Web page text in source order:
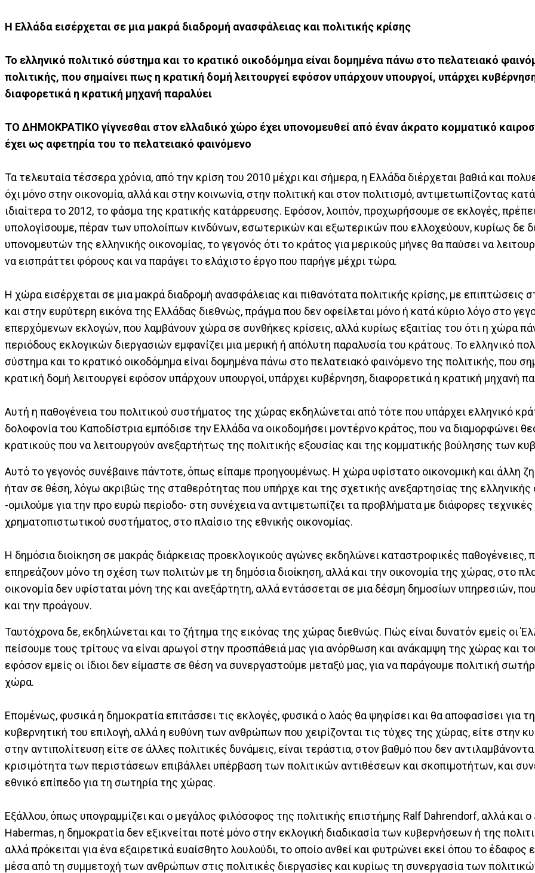
Η Ελλάδα εισέρχεται σε μια μακρά διαδρομή ανασφάλειας και πολιτικής κρίσης
Το ελληνικό πολιτικό σύστημα και το κρατικό οικοδόμημα είναι δομημένα πάνω στο πελατειακό
πολιτικής, που σημαίνει πως η κρατική δομή λειτουργεί εφόσον υπάρχουν υπουργοί, υπάρχει
διαφορετικά η κρατική μηχανή παραλύει
ΤΟ ΔΗΜΟΚΡΑΤΙΚΟ γίγνεσθαι στον ελλαδικό χώρο έχει υπονομευθεί από έναν άκρατο κομματικό
έχει ως αφετηρία του το πελατειακό φαινόμενο
Τα τελευταία τέσσερα χρόνια, από την κρίση του 2010 μέχρι και σήμερα, η Ελλάδα διέρχεται βαθιά και
όχι μόνο στην οικονομία, αλλά και στην κοινωνία, στην πολιτική και στον πολιτισμό, αντιμετωπίζοντας
ιδιαίτερα το 2012, το φάσμα της κρατικής κατάρρευσης. Εφόσον, λοιπόν, προχωρήσουμε σε εκλογές,
υπολογίσουμε, πέραν των υπολοίπων κινδύνων, εσωτερικών και εξωτερικών που ελλοχεύουν, κυρίως δε
υπονομευτών της ελληνικής οικονομίας, το γεγονός ότι το κράτος για μερικούς μήνες θα παύσει να
να εισπράττει φόρους και να παράγει το ελάχιστο έργο που παρήγε μέχρι τώρα.
Η χώρα εισέρχεται σε μια μακρά διαδρομή ανασφάλειας και πιθανότατα πολιτικής κρίσης, με επιπτώσεις
και στην ευρύτερη εικόνα της Ελλάδας διεθνώς, πράγμα που δεν οφείλεται μόνο ή κατά κύριο λόγο στο
επερχόμενων εκλογών, που λαμβάνουν χώρα σε συνθήκες κρίσεις, αλλά κυρίως εξαιτίας του ότι η χώρα
περιόδους εκλογικών διεργασιών εμφανίζει μια μερική ή απόλυτη παραλυσία του κράτους. Το ελληνικό
σύστημα και το κρατικό οικοδόμημα είναι δομημένα πάνω στο πελατειακό φαινόμενο της πολιτικής, που
κρατική δομή λειτουργεί εφόσον υπάρχουν υπουργοί, υπάρχει κυβέρνηση, διαφορετικά η κρατική μηχανή
Αυτή η παθογένεια του πολιτικού συστήματος της χώρας εκδηλώνεται από τότε που υπάρχει ελληνικό
δολοφονία του Καποδίστρια εμπόδισε την Ελλάδα να οικοδομήσει μοντέρνο κράτος, που να διαμορφώνει
κρατικούς που να λειτουργούν ανεξαρτήτως της πολιτικής εξουσίας και της κομματικής βούλησης των
Αυτό το γεγονός συνέβαινε πάντοτε, όπως είπαμε προηγουμένως. Η χώρα υφίστατο οικονομική και άλλη
ήταν σε θέση, λόγω ακριβώς της σταθερότητας που υπήρχε και της σχετικής ανεξαρτησίας της ελληνικής
-ομιλούμε για την προ ευρώ περίοδο- στη συνέχεια να αντιμετωπίζει τα προβλήματα με διάφορες τεχνικές
χρηματοπιστωτικού συστήματος, στο πλαίσιο της εθνικής οικονομίας.
Η δημόσια διοίκηση σε μακράς διάρκειας προεκλογικούς αγώνες εκδηλώνει καταστροφικές παθογένειες,
επηρεάζουν μόνο τη σχέση των πολιτών με τη δημόσια διοίκηση, αλλά και την οικονομία της χώρας, στο
οικονομία δεν υφίσταται μόνη της και ανεξάρτητη, αλλά εντάσσεται σε μια δέσμη δημοσίων υπηρεσιών,
και την προάγουν.
Ταυτόχρονα δε, εκδηλώνεται και το ζήτημα της εικόνας της χώρας διεθνώς. Πώς είναι δυνατόν εμείς οι
πείσουμε τους τρίτους να είναι αρωγοί στην προσπάθειά μας για ανόρθωση και ανάκαμψη της χώρας και
εφόσον εμείς οι ίδιοι δεν είμαστε σε θέση να συνεργαστούμε μεταξύ μας, για να παράγουμε πολιτική
χώρα.
Επομένως, φυσικά η δημοκρατία επιτάσσει τις εκλογές, φυσικά ο λαός θα ψηφίσει και θα αποφασίσει για
κυβερνητική του επιλογή, αλλά η ευθύνη των ανθρώπων που χειρίζονται τις τύχες της χώρας, είτε στην
στην αντιπολίτευση είτε σε άλλες πολιτικές δυνάμεις, είναι τεράστια, στον βαθμό που δεν
κρισιμότητα των περιστάσεων επιβάλλει υπέρβαση των πολιτικών αντιθέσεων και σκοπιμοτήτων, και
εθνικό επίπεδο για τη σωτηρία της χώρας.
Εξάλλου, όπως υπογραμμίζει και ο μεγάλος φιλόσοφος της πολιτικής επιστήμης Ralf Dahrendorf, αλλά και
Habermas, η δημοκρατία δεν εξικνείται ποτέ μόνο στην εκλογική διαδικασία των κυβερνήσεων ή της
αλλά πρόκειται για ένα εξαιρετικά ευαίσθητο λουλούδι, το οποίο ανθεί και φυτρώνει εκεί όπου το έδαφος
μέσα από τη συμμετοχή των ανθρώπων στις πολιτικές διεργασίες και κυρίως τη συνεργασία των